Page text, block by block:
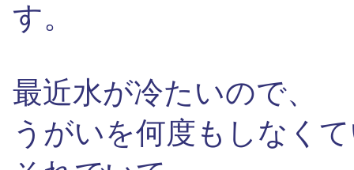
す。
最近水が冷たいので、
うがいを何度もしなく